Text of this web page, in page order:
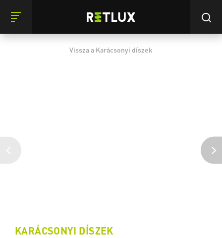
Vissza a Karácsonyi díszek
KARÁCSONYI DÍSZEK